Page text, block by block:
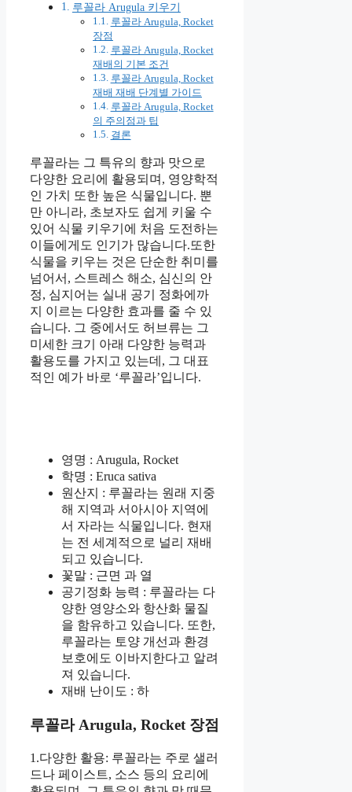
루꼴라 Arugula 키우기
루꼴라 Arugula, Rocket
장점
루꼴라 Arugula, Rocket
재배의 기본 조건
루꼴라 Arugula, Rocket
재배 재배 단계별 가이드
루꼴라 Arugula, Rocket
의 주의점과 팁
결론
루꼴라는 그 특유의 향과 맛으로
다양한 요리에 활용되며, 영양학적
인 가치 또한 높은 식물입니다. 뿐
만 아니라, 초보자도 쉽게 키울 수
있어 식물 키우기에 처음 도전하는
이들에게도 인기가 많습니다.또한
식물을 키우는 것은 단순한 취미를
넘어서, 스트레스 해소, 심신의 안
정, 심지어는 실내 공기 정화에까
지 이르는 다양한 효과를 줄 수 있
습니다. 그 중에서도 허브류는 그
미세한 크기 아래 다양한 능력과
활용도를 가지고 있는데, 그 대표
적인 예가 바로 ‘루꼴라’입니다.
영명 : Arugula, Rocket
학명 : Eruca sativa
원산지 : 루꼴라는 원래 지중
해 지역과 서아시아 지역에
서 자라는 식물입니다. 현재
는 전 세계적으로 널리 재배
되고 있습니다.
꽃말 : 근면 과 열
공기정화 능력 : 루꼴라는 다
양한 영양소와 항산화 물질
을 함유하고 있습니다. 또한,
루꼴라는 토양 개선과 환경
보호에도 이바지한다고 알려
져 있습니다.
재배 난이도 : 하
루꼴라 Arugula, Rocket 장점
1.다양한 활용: 루꼴라는 주로 샐러
드나 페이스트, 소스 등의 요리에